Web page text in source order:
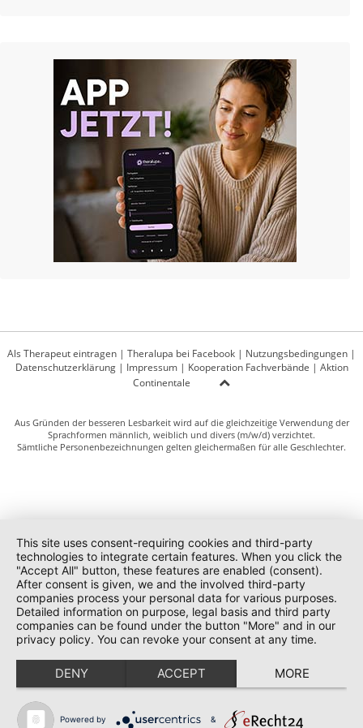
Als Therapeut eintragen | Theralupa bei Facebook | Nutzungsbedingungen |
Datenschutzerklärung| Impressum| Kooperation Fachverbände | Aktion
Continentale
Aus Gründen der besseren Lesbarkeit wird auf die gleichzeitige Verwendung der
Sprachformen männlich, weiblich und divers (m/w/d) verzichtet.
Sämtliche Personenbezeichnungen gelten gleichermaßen für alle Geschlechter.
This site uses consent-requiring cookies and third-party
technologies to integrate certain features. When you click the
"Accept All" button, these features are enabled (consent).
After consent is given, we and the involved third-party
companies process your personal data for various purposes.
Detailed information on purpose, legal basis and third party
companies can be found under the button "More" and in our
privacy policy. You can revoke your consent at any time.
DENY ACCEPT MORE
Powered by &